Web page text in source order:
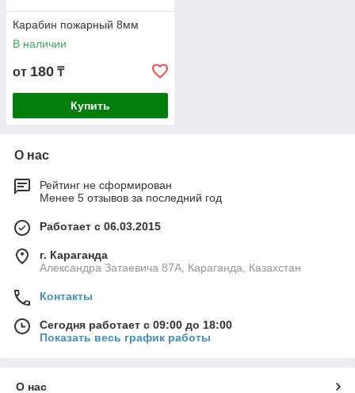
Карабин пожарный 8мм
В наличии
от 180 ₸
Купить
О нас
Рейтинг не сформирован
Менее 5 отзывов за последний год
Работает с 06.03.2015
г. Караганда
Александра Затаевича 87А, Караганда, Казахстан
Контакты
Сегодня работает с 09:00 до 18:00
Показать весь график работы
О нас